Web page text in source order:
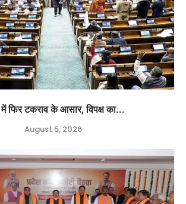
फिर टकराव के आसार, विपक्ष का...
August 5, 2026